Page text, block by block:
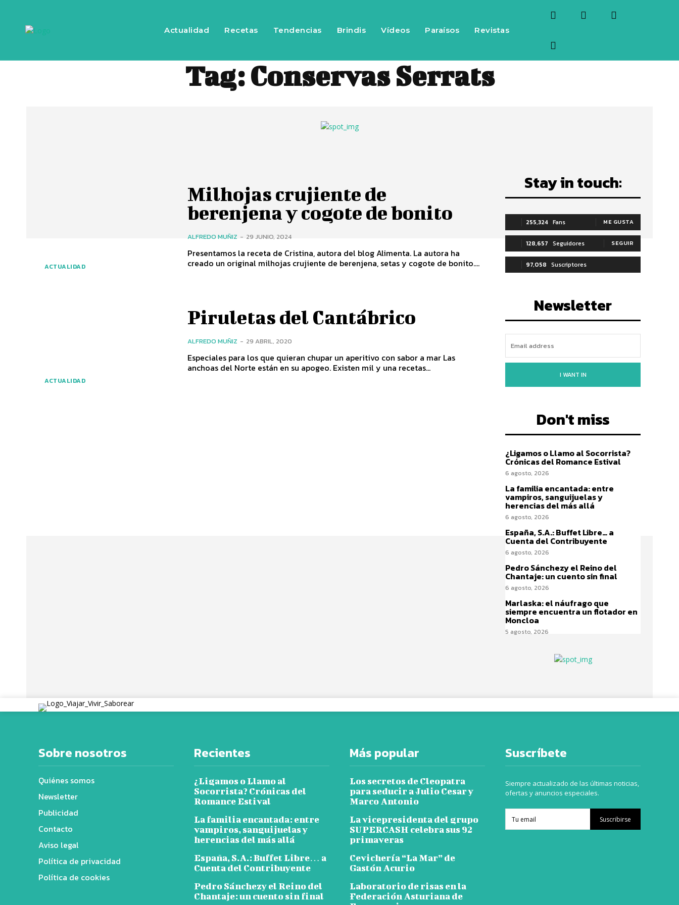
Actualidad Recetas Tendencias Brindis Vídeos Paraísos Revistas
Tag:Conservas Serrats
ACTUALIDAD
Milhojas crujiente de
berenjena y cogote de bonito
ALFREDO MUÑIZ - 29 JUNIO, 2024
Presentamos la receta de Cristina, autora del blog Alimenta. La autora ha
creado un original milhojas crujiente de berenjena, setas y cogote de bonito....
ACTUALIDAD
Piruletas del Cantábrico
ALFREDO MUÑIZ - 29 ABRIL, 2020
Especiales para los que quieran chupar un aperitivo con sabor a mar Las
anchoas del Norte están en su apogeo. Existen mil y una recetas...
Stay in touch:
255,324 Fans ME GUSTA
128,657 Seguidores SEGUIR
97,058 Suscriptores
Newsletter
I WANT IN
Don't miss
¿Ligamos o Llamo al Socorrista?
Crónicas del Romance Estival
6 agosto, 2026
La familia encantada: entre
vampiros, sanguijuelas y
herencias del más allá
6 agosto, 2026
España, S.A.: Buffet Libre… a
Cuenta del Contribuyente
6 agosto, 2026
Pedro Sánchezy el Reino del
Chantaje: un cuento sin final
6 agosto, 2026
Marlaska: el náufrago que
siempre encuentra un flotador en
Moncloa
5 agosto, 2026
Sobre nosotros
Quiénes somos
Newsletter
Publicidad
Contacto
Aviso legal
Política de privacidad
Política de cookies
Recientes
¿Ligamos o Llamo al
Socorrista? Crónicas del
Romance Estival
La familia encantada: entre
vampiros, sanguijuelas y
herencias del más allá
España, S.A.: Buffet Libre… a
Cuenta del Contribuyente
Pedro Sánchezy el Reino del
Chantaje: un cuento sin final
Más popular
Los secretos de Cleopatra
para seducir a Julio Cesar y
Marco Antonio
La vicepresidenta del grupo
SUPERCASH celebra sus 92
primaveras
Cevichería “La Mar” de
Gastón Acurio
Laboratorio de risas en la
Federación Asturiana de
Suscríbete
Siempre actualizado de las últimas noticias,
ofertas y anuncios especiales.
Suscribirse